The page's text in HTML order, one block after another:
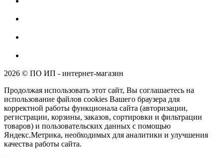
2026 © ПО ИП - интернет-магазин
Продолжая использовать этот сайт, Вы соглашаетесь на
использование файлов cookies Вашего браузера для
корректной работы функционала сайта (авторизации,
регистрации, корзины, заказов, сортировки и фильтрации
товаров) и пользовательских данных с помощью
Яндекс.Метрика, необходимых для аналитики и улучшения
качества работы сайта.